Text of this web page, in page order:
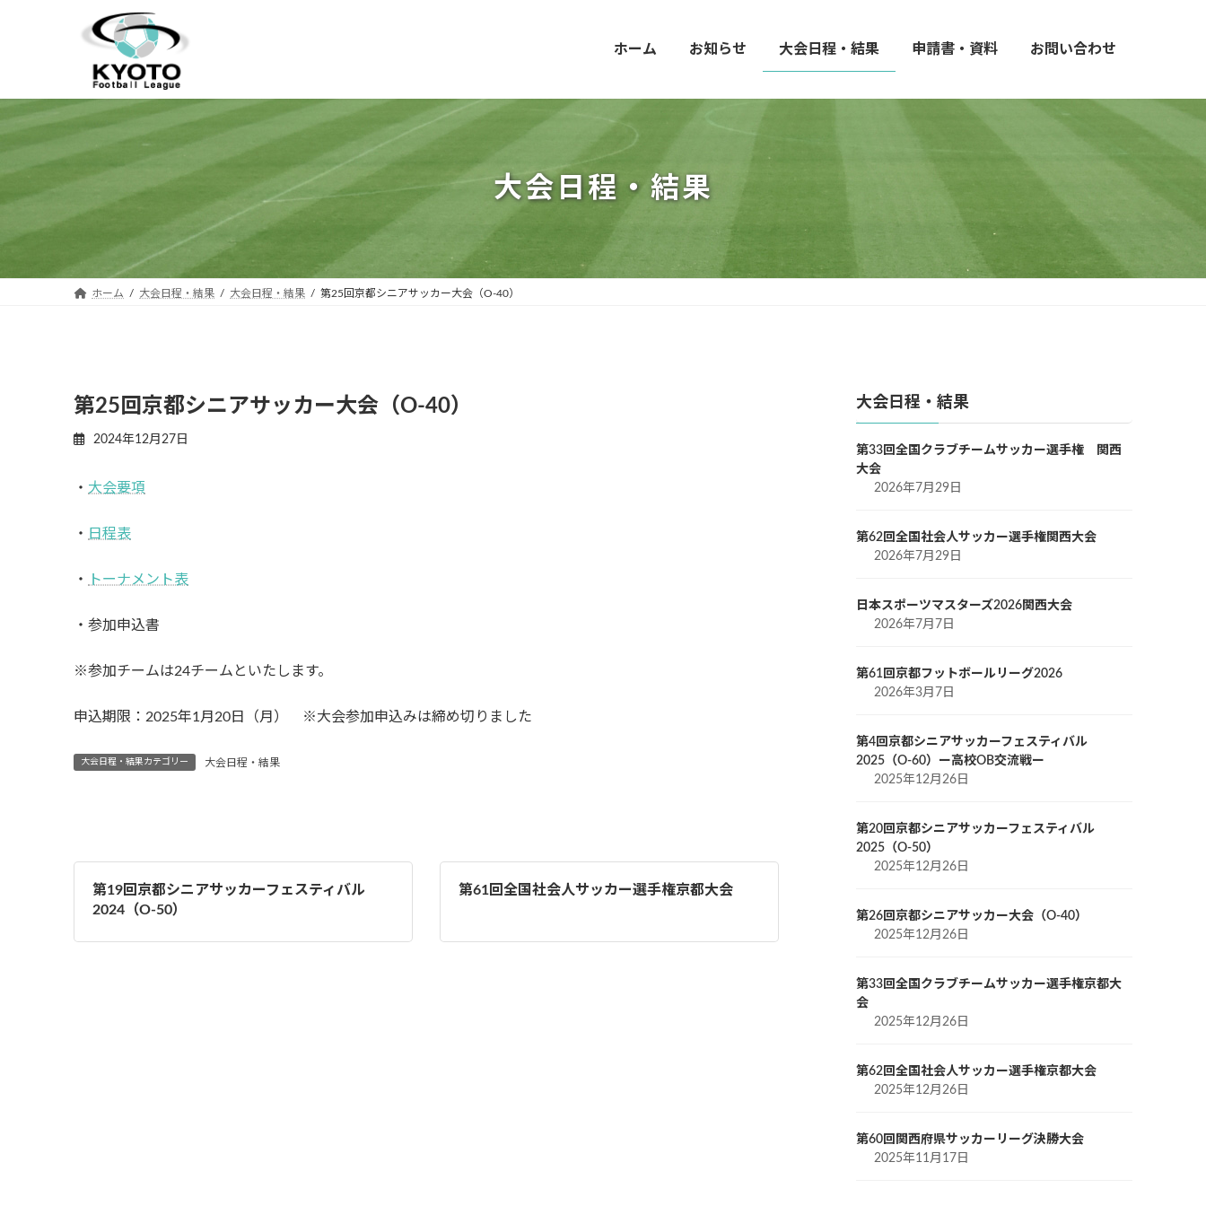
ツ
へ
プ
シ
ョ
動
ホーム お知らせ 大会日程・結果 申請書・資料 お問い合わせ
大会日程・結果
ホーム 大会日程・結果 大会日程・結果 第25回京都シニアサッカー大会（O-40）
第25回京都シニアサッカー大会（O-40）
2024年12月27日
・ 大会要項
・ 日程表
・ トーナメント表
・参加申込書
※参加チームは24チームといたします。
申込期限：2025年1月20日（月） ※大会参加申込みは締め切りました
大会日程・結果カテゴリー 大会日程・結果
第19回京都シニアサッカーフェスティバル
2024（O-50）
第61回全国社会人サッカー選手権京都大会
大会日程・結果
第33回全国クラブチームサッカー選手権 関西
大会
2026年7月29日
第62回全国社会人サッカー選手権関西大会
2026年7月29日
日本スポーツマスターズ2026関西大会
2026年7月7日
第61回京都フットボールリーグ2026
2026年3月7日
第4回京都シニアサッカーフェスティバル
2025（O-60）ー高校OB交流戦ー
2025年12月26日
第20回京都シニアサッカーフェスティバル
2025（O-50）
2025年12月26日
第26回京都シニアサッカー大会（O-40）
2025年12月26日
第33回全国クラブチームサッカー選手権京都大
会
2025年12月26日
第62回全国社会人サッカー選手権京都大会
2025年12月26日
第60回関西府県サッカーリーグ決勝大会
2025年11月17日